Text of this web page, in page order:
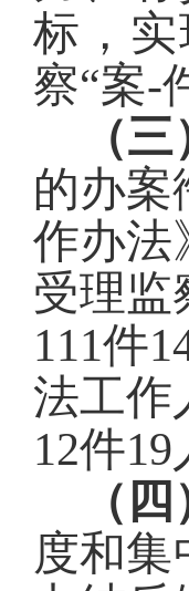
标，
察“案-
（
的办案
作办法
受理监
111件
法工作
12件19
（
度和